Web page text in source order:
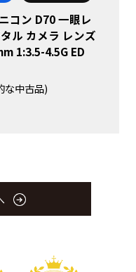
コン D70 一眼レ
ル カメラ レンズ
1:3.5-4.5G ED
な中古品)